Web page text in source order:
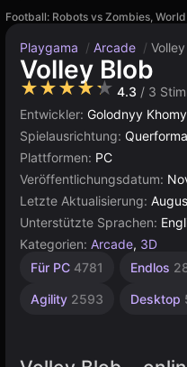
Playgama / Arcade /
Volley Blob
★★★★★ 4.3 / 3
Entwickler: Golodnyy
Spielausrichtung:
Plattformen: PC
Veröffentlichungsdatum:
Letzte Aktualisierung:
Unterstützte Sprachen:
Kategorien: Arcade, 3D
Für PC 4781 Endlos
Agility 2593 Desktop
Browser